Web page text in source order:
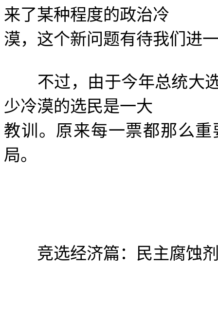
来了某种程度的政治冷
漠，这个新问题有待我们进
不过，由于今年总统大选
少冷漠的选民是一大
教训。原来每一票都那么
局。
竞选经济篇：民主腐蚀